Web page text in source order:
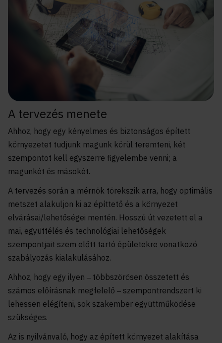
A tervezés menete
Ahhoz, hogy egy kényelmes és biztonságos épített
környezetet tudjunk magunk körül teremteni, két
szempontot kell egyszerre figyelembe venni; a
magunkét és másokét.
A tervezés során a mérnök törekszik arra, hogy optimális
metszet alakuljon ki az építtető és a környezet
elvárásai/lehetőségei mentén. Hosszú út vezetett el a
mai, együttélés és technológiai lehetőségek
szempontjait szem előtt tartó épületekre vonatkozó
szabályozás kialakulásához.
Ahhoz, hogy egy ilyen ‒ többszörösen összetett és
számos előírásnak megfelelő ‒ szempontrendszert ki
lehessen elégíteni, sok szakember együttműködése
szükséges.
Az is nyilvánvaló, hogy az épített környezet alakítása